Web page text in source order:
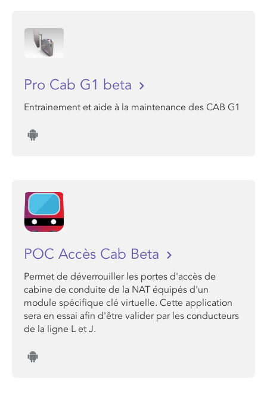
Pro Cab G1 beta
Entrainement et aide à la maintenance des CAB G1
POC Accès Cab Beta
Permet de déverrouiller les portes d'accès de
cabine de conduite de la NAT équipés d'un
module spécifique clé virtuelle. Cette application
sera en essai afin d'être valider par les conducteurs
de la ligne L et J.